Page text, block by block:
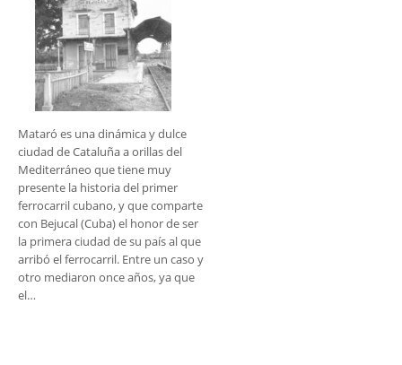
Mataró es una dinámica y dulce
ciudad de Cataluña a orillas del
Mediterráneo que tiene muy
presente la historia del primer
ferrocarril cubano, y que comparte
con Bejucal (Cuba) el honor de ser
la primera ciudad de su país al que
arribó el ferrocarril. Entre un caso y
otro mediaron once años, ya que
el…